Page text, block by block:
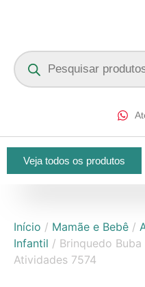
Veja todos os produtos
Início / Mamãe e Bebê /
Infantil / Brinquedo
Atividades 7574